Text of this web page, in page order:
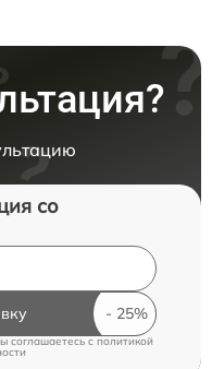
со
соглашаетесь cполитикой